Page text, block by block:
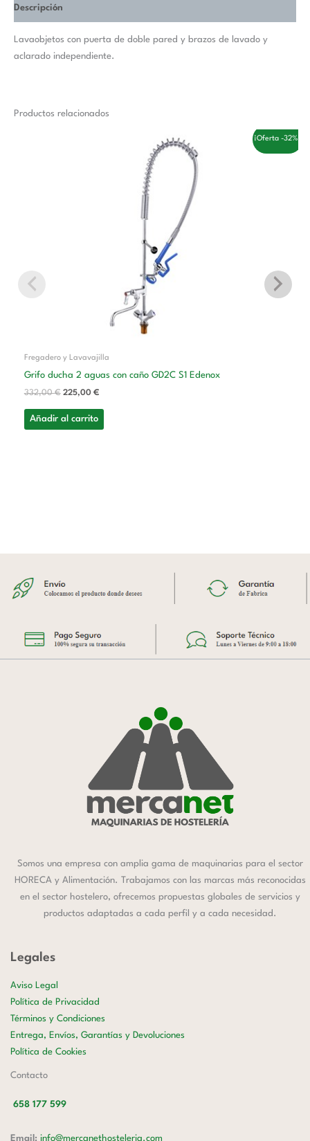
Descripción
Lavaobjetos con puerta de doble pared y brazos de lavado y
aclarado independiente.
Productos relacionados
¡Oferta -32%!
Fregadero y Lavavajilla
Grifo ducha 2 aguas con caño GD2C S1 Edenox
332,00€ 225,00 €
Añadir al carrito
Somos una empresa con amplia gama de maquinarias para el sector
HORECA y Alimentación. Trabajamos con las marcas más reconocidas
en el sector hostelero, ofrecemos propuestas globales de servicios y
productos adaptadas a cada perfil y a cada necesidad.
Legales
Aviso Legal
Política de Privacidad
Términos y Condiciones
Entrega, Envíos, Garantías y Devoluciones
Política de Cookies
Contacto
658 177 599
Email: info@mercanethosteleria.com